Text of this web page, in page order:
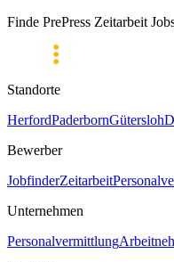
Finde PrePress Zeitarbeit
Standorte
HerfordPaderbornGütersloh
Bewerber
JobfinderZeitarbeit
Unternehmen
Personalvermittlung